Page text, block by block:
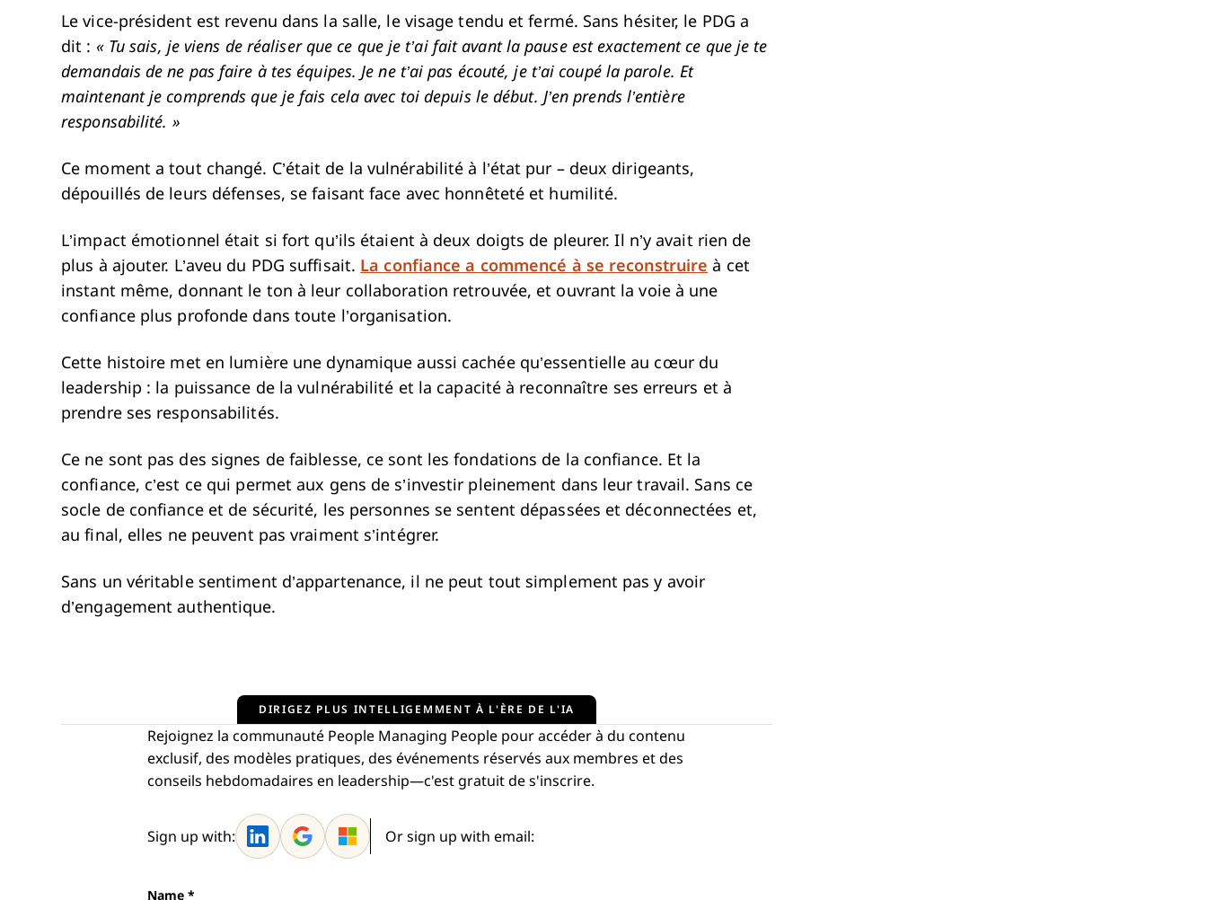
Le vice-président est revenu dans la salle, le visage tendu et fermé. Sans hésiter, le PDG a
dit : « Tu sais, je viens de réaliser que ce que je t’ai fait avant la pause est exactement ce que je te
demandais de ne pas faire à tes équipes. Je ne t’ai pas écouté, je t’ai coupé la parole. Et
maintenant je comprends que je fais cela avec toi depuis le début. J’en prends l’entière
responsabilité. »
Ce moment a tout changé. C’était de la vulnérabilité à l’état pur – deux dirigeants,
dépouillés de leurs défenses, se faisant face avec honnêteté et humilité.
L’impact émotionnel était si fort qu’ils étaient à deux doigts de pleurer. Il n’y avait rien de
plus à ajouter. L’aveu du PDG suffisait. La confiance a commencé à se reconstruire à cet
instant même, donnant le ton à leur collaboration retrouvée, et ouvrant la voie à une
confiance plus profonde dans toute l’organisation.
Cette histoire met en lumière une dynamique aussi cachée qu’essentielle au cœur du
leadership : la puissance de la vulnérabilité et la capacité à reconnaître ses erreurs et à
prendre ses responsabilités.
Ce ne sont pas des signes de faiblesse, ce sont les fondations de la confiance. Et la
confiance, c’est ce qui permet aux gens de s’investir pleinement dans leur travail. Sans ce
socle de confiance et de sécurité, les personnes se sentent dépassées et déconnectées et,
au final, elles ne peuvent pas vraiment s’intégrer.
Sans un véritable sentiment d’appartenance, il ne peut tout simplement pas y avoir
d’engagement authentique.
DIRIGEZ PLUS INTELLIGEMMENT À L'ÈRE DE L'IA
Rejoignez la communauté People Managing People pour accéder à du contenu
exclusif, des modèles pratiques, des événements réservés aux membres et des
conseils hebdomadaires en leadership—c'est gratuit de s'inscrire.
Sign up with: Or sign up with email:
Name *